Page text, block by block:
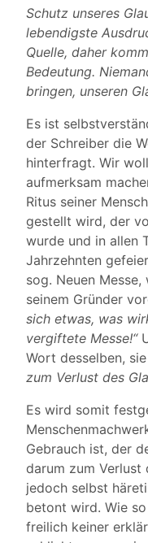
Schutz unseres
lebendigste
Quelle, daher
Bedeutung.
bringen, unseren
Es ist
der Schreiber die
hinterfragt. Wir
aufmerksam
Ritus seiner
gestellt wird, der
wurde und in allen
Jahrzehnten
sog. Neuen
seinem Gründer
sich etwas, was
vergiftete Messe!“
Wort desselben,
zum Verlust des
Es wird somit
Gebrauch ist, der
darum zum Verlust
jedoch selbst
betont wird. Wie
freilich keiner